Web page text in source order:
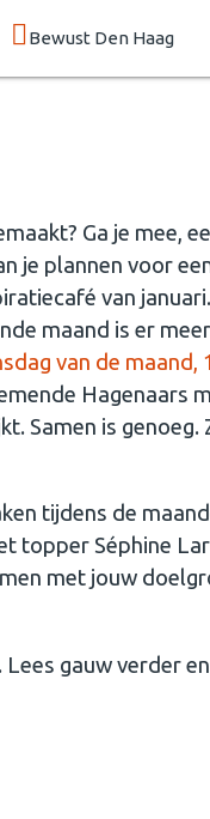
Bewust Den Haag
Ga je mee,
je plannen voor
van
maand is er
van de maand,
Hagenaars
Samen is genoeg.
tijdens de
topper Séphine
met jouw
gauw verder